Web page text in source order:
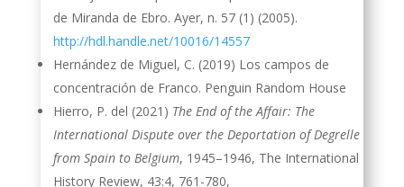
de Miranda de Ebro. Ayer, n. 57 (1) (2005).
http://hdl.handle.net/10016/14557
Hernández de Miguel, C. (2019) Los campos de
concentración de Franco. Penguin Random House
Hierro, P. del (2021) The End of the Affair: The
International Dispute over the Deportation of Degrelle
from Spain to Belgium, 1945–1946, The International
History Review, 43:4, 761-780,